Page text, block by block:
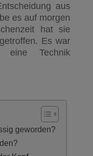
aus
es auf morgen
hat sie
Es war
eine Technik
geworden?